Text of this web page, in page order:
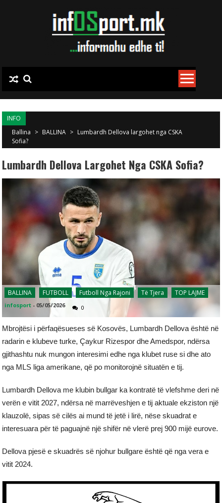
INFO
Ballina > BALLINA > Lumbardh Dellova largohet nga CSKA
Sofia?
Lumbardh Dellova Largohet Nga CSKA Sofia?
BALLINA FUTBOLL Futboll Nga Rajoni Të Tjera TOP LAJME
infosport - 05/05/2026 0
Mbrojtësi i përfaqësueses së Kosovës, Lumbardh Dellova është në
radarin e klubeve turke, Çaykur Rizespor dhe Amedspor, ndërsa
gjithashtu nuk mungon interesimi edhe nga klubet ruse si dhe ato
nga MLS liga amerikane, që po monitorojnë situatën e tij.
Lumbardh Dellova me klubin bullgar ka kontratë të vlefshme deri në
verën e vitit 2027, ndërsa në marrëveshjen e tij aktuale ekziston një
klauzolë, sipas së cilës ai mund të jetë i lirë, nëse skuadrat e
interesuara për të paguajnë një shifër në vlerë prej 900 mijë eurove.
Dellova pjesë e skuadrës së njohur bullgare është që nga vera e
vitit 2024.